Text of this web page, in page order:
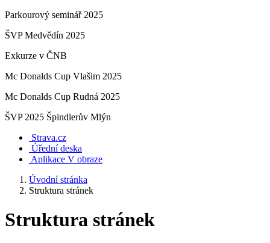
Parkourový seminář 2025
ŠVP Medvědín 2025
Exkurze v ČNB
Mc Donalds Cup Vlašim 2025
Mc Donalds Cup Rudná 2025
ŠVP 2025 Špindlerův Mlýn
Strava.cz
Úřední deska
Aplikace V obraze
Úvodní stránka
Struktura stránek
Struktura stránek